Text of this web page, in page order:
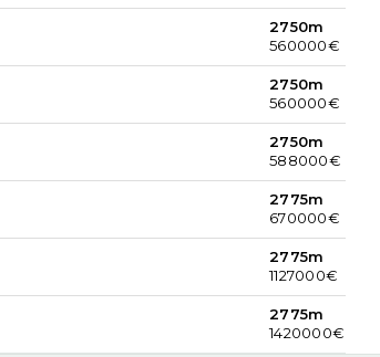
2750m
560000€
2750m
560000€
2750m
588000€
2775m
670000€
2775m
1127000€
2775m
1420000€